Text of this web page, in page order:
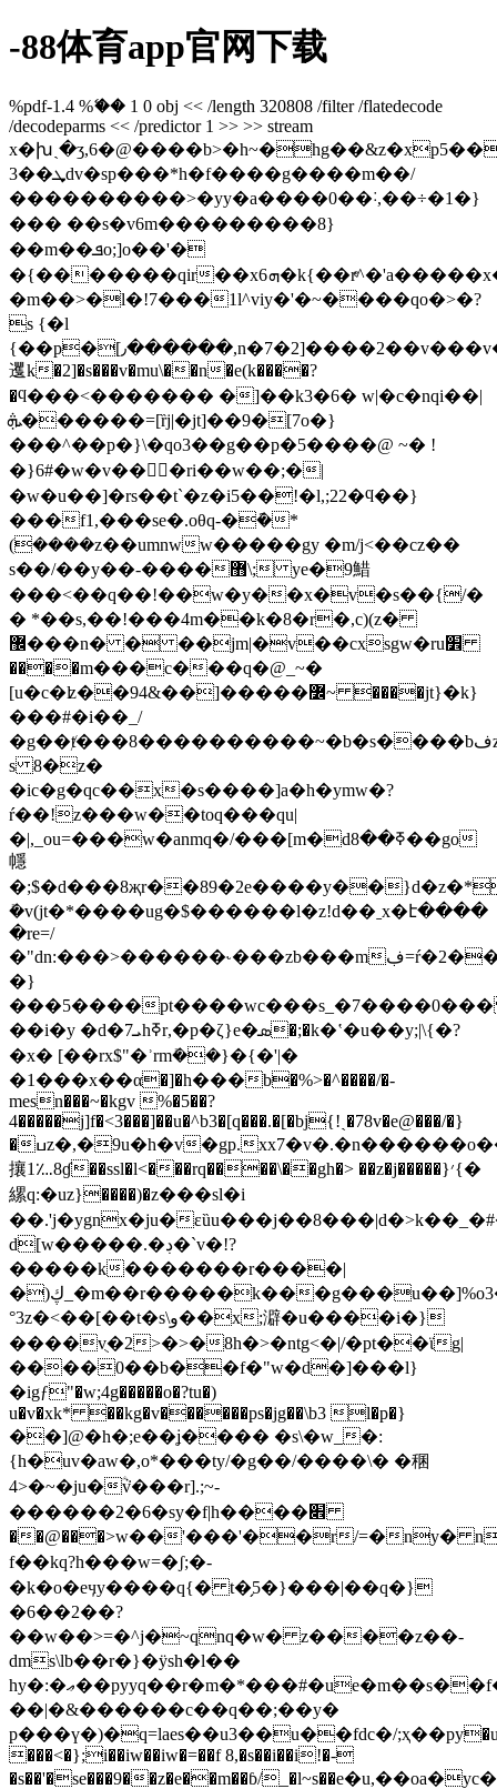
-88体育app官网下载
%pdf-1.4 %ޭ�� 1 0 obj << /length 320808 /filter /flatedecode
/decodeparms << /predictor 1 >> >> stream
3��ܜdv�sp���*h�f����g����m��/
����������>�yy�a����0��˸,� �÷�1�}
��� ��s�v6m���������8}
��m��ܦo;]o��'�
�{�������qir��x6ܗ�k{��rͤ^�'a�����x��/
�m��>�l�!7���1l^viy�'�~����qo�>�?
s {�l
{��p�[٫������,n�7�2]����2��v���v�e�y]�r����=�u��ؾ��y�g��\�k��n�=��uo�<ߩ�8]�s�����v���<�y�
䢲k�2]�s���v�mu\��n�e(k����?
�ϥ���<������� �]��k3�6� w|�c�nqi��|
ܞ������=[ȑj|�jt]��9�[7o�}
���^��p�}\�qo3��g��p�5����@ ~� !
�}6 #�w�v���ri��w��;�|
�w�u��]�rs��t`�z�i5��!�l,;22�ϥ��}
���f1,���se�.oθq-�݇�*
(����z��umnww�����gy �m/j<��cz��
s��/��y��-����޻\; ye�9䱜
���<��q��!��w�y��x�v�s��{/�
� *��s,��!���4m��k�8�r�,c)(z�
޼���n� � ��jm|�v��cxsgԝ�ru׾
����m���c���q�@_~�
[u�c�ʫ��94&��]�����߼~ ����jt}�k}
���#�i��_/
�g��ⱦ���8����������~�b�s����bفz�wvky-
s 8�z�
�ic�g�qc��x�s����]a�h�ymw�?
ŕ��!z���w��toq���qu|
�|,_ou=���w�anmq�/���[m�dߧ��8��go
㡥
ܺ�v(jt�*����ug�$������l�z!d��ˍx�է����
�re=/
�"dn:���>������˞���zb���mڣ=ŕ�2��>��/w`/
�}
���5����
��i�y �d�7ܝhߧr,�p�ζ}e�ܣ�;�k�ʽ�u��y;|\{�?
�x� [��rx$"�ʾrmܺ��}�{�'|�
�1���x��α�]�һ���b�%>�^����/�-
mesn���~�kgv %�5��?
4�����j]f�<3���]��u�^b3�[q���.�[�bj{!ˎ�78v�e@���/�}
�ߎz�,�9u�h�v�gp.xx7�v�.�n������o��v�y�d�
攘1؊8ɠ��ssl�l<���rq����\��gh�> ��z�j�����}׳{�
縲q:�uz}����)�z���sl�i
��.'j�ygnx�ju�
d[w�����.�ڊ�`v�!?
�����k�������r����|
�)ڮ_�m��r�����k���g���u��]%o3�#j��{�p��2n�ǐ�#jƕ%npսɟm#��h?:
°3z�<��[��t�s\و��x;澼�u����i�}
����vֻ�2>�>�8h�>�ntg<�|/�pt��ϊg|
����0��b��f�"w�d�]���l}
�igƒ"�w;4g�����o�?tu�)
u�v�xk* ��kg�v������ps�jg��\b3 l�p�}
��]@�h�;e��ʝ���� �s\�w_�:
{h�uv�aw�,o*���ty/�g��/����\� �稛
4>�~�ju�ܵؑv���r].;~-
������2�6�sy�f|h����׎
��@���>w��'���'��r/=�ny�
f��kq?h���w=�ʃ;�-
�k�o�eӌy����q{� t�̗5�}���|��q�}
�6��2��?
��w��>=�^j�~qnq�w� z����z��-
dms\lb��r�}�ӱsh�l��
hy�:�ޢ��pyyq��r�m�*���#�ue�m��s��f�����um|
��|�&������c��q��;��y�
p���ү�)�q=laes��u3��u��fdc�/
���<�};i��iw��iw�=��f 8,�s��i��i!�-
�s��'�se���9��z�e��m��ɓ/